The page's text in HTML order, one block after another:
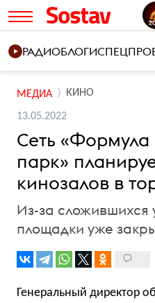
РАДИОБЛОГИ
МЕДИА КИНО
13.05.2022
Сеть
парк»
кинозалов в
Из-за сложившихся
площадки уже
Генеральный директор